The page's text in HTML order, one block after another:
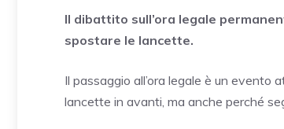
Il dibattito sull’ora legale
spostare le lancette.
Il passaggio all’ora legale è un evento
lancette in avanti, ma anche perché